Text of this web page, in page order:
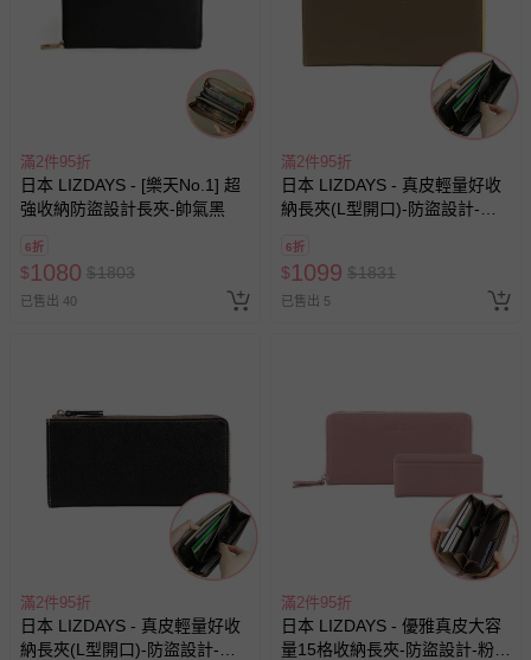
滿2件95折
日本 LIZDAYS - [樂天No.1] 超
強收納防盜設計長夾-帥氣黑
6折
$1080 $1803
已售出 40
滿2件95折
日本 LIZDAYS - 真皮輕量好收
納長夾(L型開口)-防盜設計-棕x
6折
$1099 $1831
已售出 5
滿2件95折
日本 LIZDAYS - 真皮輕量好收
納長夾(L型開口)-防盜設計-黑x
滿2件95折
日本 LIZDAYS - 優雅真皮大容
量15格收納長夾-防盜設計-粉紅